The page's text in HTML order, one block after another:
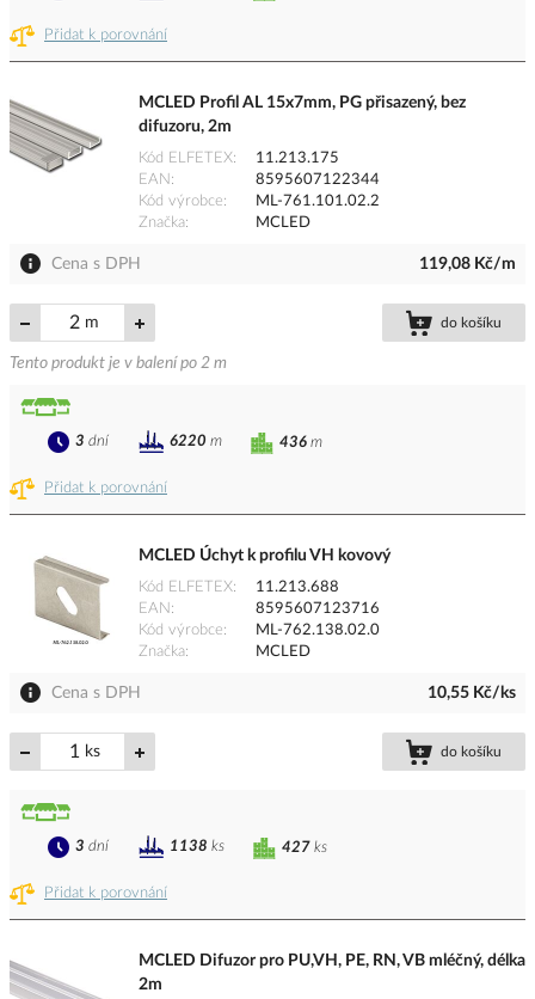
Přidat k porovnání
MCLED Profil AL 15x7mm, PG přisazený, bez
difuzoru, 2m
Kód ELFETEX
11.213.175
EAN
8595607122344
Kód výrobce
ML-761.101.02.2
Značka
MCLED
Cena s DPH 119,08 Kč/m
m do košíku
Tento produkt je v balení po 2 m
Přidat k porovnání
436 m
3 dní 6220 m
MCLED Úchyt k profilu VH kovový
Kód ELFETEX
11.213.688
EAN
8595607123716
Kód výrobce
ML-762.138.02.0
Značka
MCLED
Cena s DPH 10,55 Kč/ks
ks do košíku
Přidat k porovnání
427 ks
3 dní 1138 ks
MCLED Difuzor pro PU,VH, PE, RN, VB mléčný, délka
2m